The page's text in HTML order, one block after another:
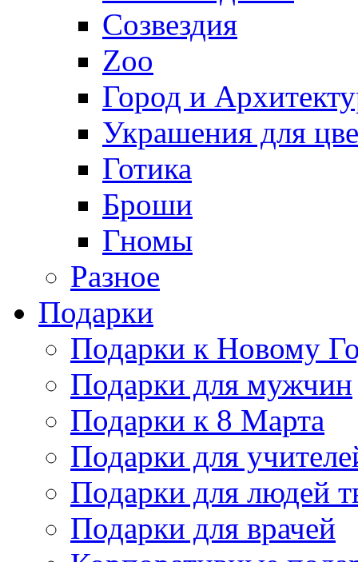
Созвездия
Zoo
Город и
Украшения для
Готика
Броши
Гномы
Разное
Подарки
Подарки к Новому
Подарки для мужчин
Подарки к 8 Марта
Подарки для
Подарки для людей
Подарки для врачей